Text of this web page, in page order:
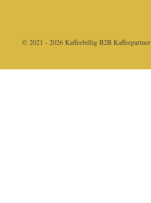
© 2021 - 2026 Kaffeebillig B2B Kaffeepartner